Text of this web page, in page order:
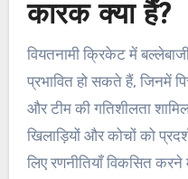
कारक क्या हैं?
वियतनामी क्रिकेट में
प्रभावित हो सकते हैं, जिनमें
और टीम की गतिशीलता
खिलाड़ियों और कोचों को
लिए रणनीतियाँ विकसित